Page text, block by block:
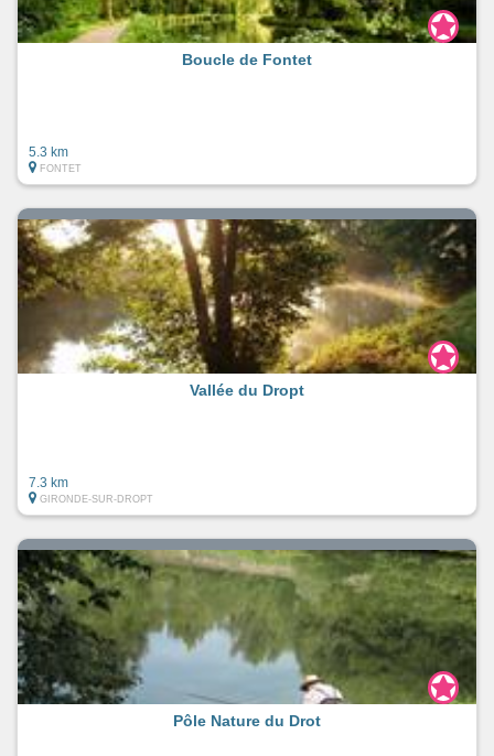
Boucle de Fontet
5.3 km
FONTET
Vallée du Dropt
7.3 km
GIRONDE-SUR-DROPT
Pôle Nature du Drot